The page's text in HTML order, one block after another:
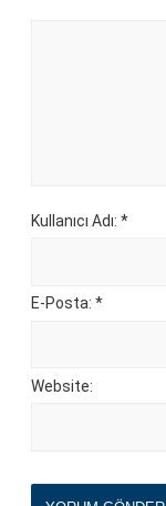
Kullanıcı Adı: *
E-Posta: *
Website: